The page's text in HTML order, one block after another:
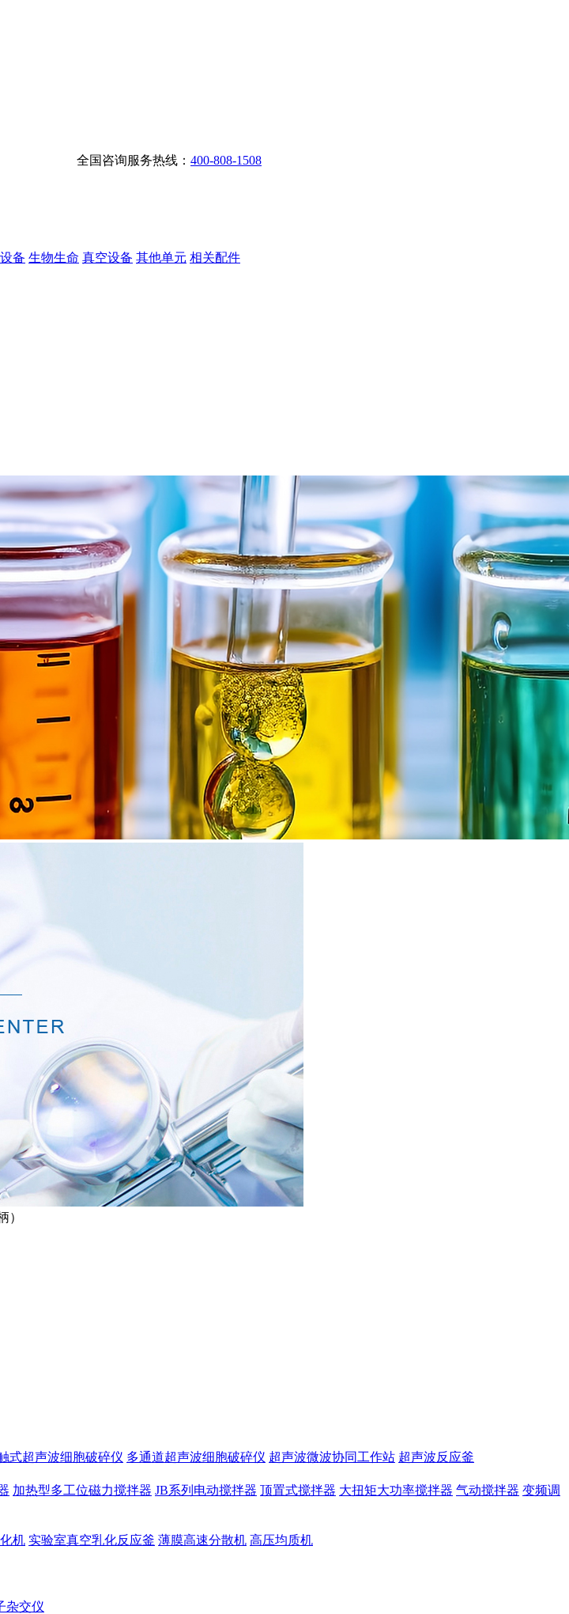
全国咨询服务热线： 400-808-1508
备 生物生命 真空设备 其他单元 相关配件
）
式超声波细胞破碎仪 多通道超声波细胞破碎仪 超声波微波协同工作站 超声波反应釜
加热型多工位磁力搅拌器 JB系列电动搅拌器 顶置式搅拌器 大扭矩大功率搅拌器 气动搅拌器 变频调
机 实验室真空乳化反应釜 薄膜高速分散机 高压均质机
杂交仪